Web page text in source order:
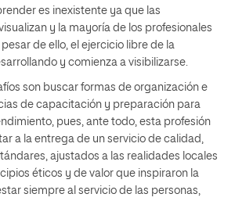
es inexistente ya que las
y la mayoría de los profesionales
de ello, el ejercicio libre de la
y comienza a visibilizarse.
son buscar formas de organización e
de capacitación y preparación para
pues, ante todo, esta profesión
a la entrega de un servicio de calidad,
ajustados a las realidades locales
éticos y de valor que inspiraron la
siempre al servicio de las personas,